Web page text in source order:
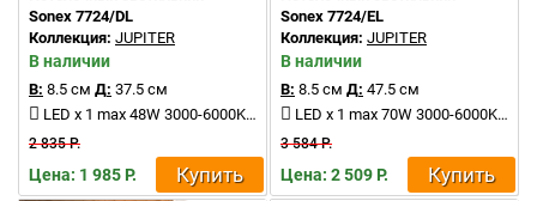
Sonex 7724/DL
Коллекция: JUPITER
В наличии
В: 8.5 см Д: 37.5 см
LED x 1 max 48W 3000-6000K 4370Lm
2 835 Р.
Цена: 1 985 Р. Купить
Sonex 7724/EL
Коллекция: JUPITER
В наличии
В: 8.5 см Д: 47.5 см
LED x 1 max 70W 3000-6000K 6050Lm
3 584 Р.
Цена: 2 509 Р. Купить